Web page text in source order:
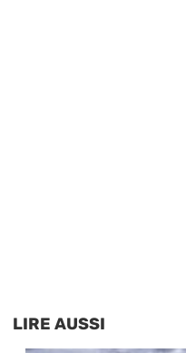
LIRE AUSSI